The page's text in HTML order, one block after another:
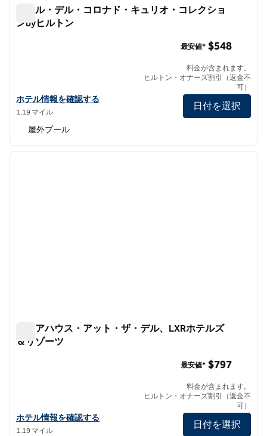
ホテル・デル・コロナド・キュリオ・コレクショ
ンbyヒルトン
ホテル・デル・コロナド・キュリオ・コレクションbyヒルトンの
ホテル情報を確認する
1.19 マイル
最安値* $548
料金が含まれます。
ヒルトン・オナーズ割引（返金不
可）
日付を選択
屋外プール
1/11
次の
ショアハウス・アット・ザ・デル、LXRホテルズ
＆リゾーツ
ザ・デルのショア・ハウス、LXRホテルズ＆リゾーツの詳細を見る
ホテル情報を確認する
1.19 マイル
最安値* $797
料金が含まれます。
ヒルトン・オナーズ割引（返金不
可）
日付を選択